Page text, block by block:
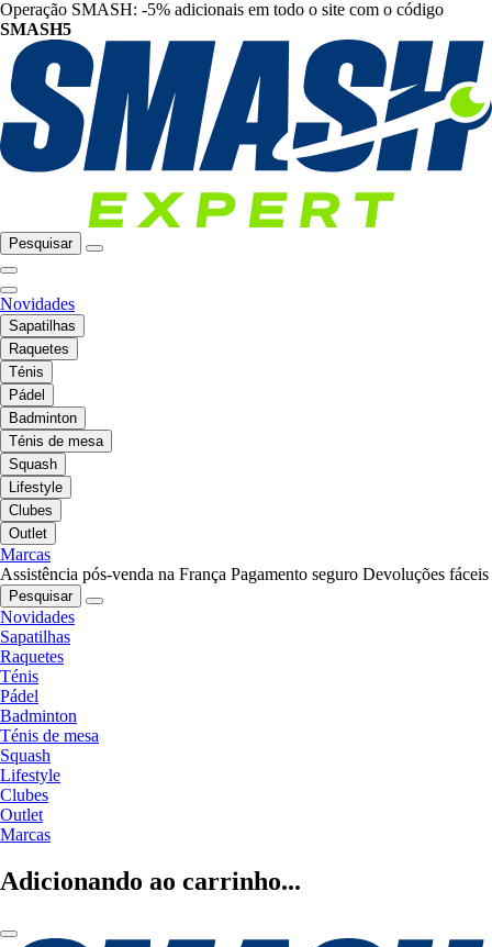
Operação SMASH: -5% adicionais em todo o site com o código
SMASH5
Pesquisar
Novidades
Sapatilhas
Raquetes
Ténis
Pádel
Badminton
Ténis de mesa
Squash
Lifestyle
Clubes
Outlet
Marcas
Assistência pós-venda na França Pagamento seguro Devoluções fáceis
Pesquisar
Novidades
Sapatilhas
Raquetes
Ténis
Pádel
Badminton
Ténis de mesa
Squash
Lifestyle
Clubes
Outlet
Marcas
Adicionando ao carrinho...